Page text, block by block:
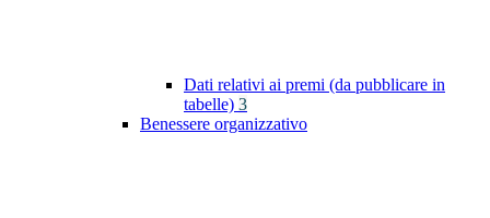
Dati relativi ai premi (da pubblicare in
tabelle) 3
Benessere organizzativo